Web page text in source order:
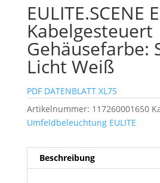
EULITE.SCENE
Kabelgesteuert
Gehäusefarbe:
Licht Weiß
PDF DATENBLATT XL75
Artikelnummer: 117260001650
Umfeldbeleuchtung EULITE
Beschreibung